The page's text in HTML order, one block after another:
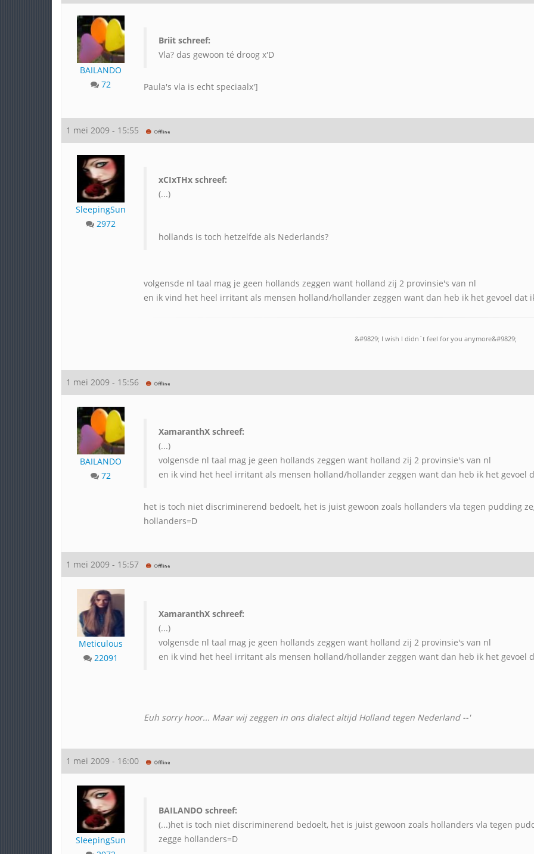
BAILANDO
72
Briit schreef:
Vla? das gewoon té droog x'D
Paula's vla is echt speciaalx']
1 mei 2009 - 15:55
SleepingSun
2972
xCIxTHx schreef:
(...)
hollands is toch hetzelfde als Nederlands?
volgensde nl taal mag je geen hollands zeggen want holland zij 2 provinsie's van nl
en ik vind het heel irritant als mensen holland/hollander zeggen want dan heb ik het gevoel dat
&#9829; I wish I didn`t feel for you anymore&#9829;
1 mei 2009 - 15:56
BAILANDO
72
XamaranthX schreef:
(...)
volgensde nl taal mag je geen hollands zeggen want holland zij 2 provinsie's van nl
en ik vind het heel irritant als mensen holland/hollander zeggen want dan heb ik het gevoel
het is toch niet discriminerend bedoelt, het is juist gewoon zoals hollanders vla tegen pudding
hollanders=D
1 mei 2009 - 15:57
Meticulous
22091
XamaranthX schreef:
(...)
volgensde nl taal mag je geen hollands zeggen want holland zij 2 provinsie's van nl
en ik vind het heel irritant als mensen holland/hollander zeggen want dan heb ik het gevoel
Euh sorry hoor... Maar wij zeggen in ons dialect altijd Holland tegen Nederland --'
1 mei 2009 - 16:00
SleepingSun
BAILANDO schreef:
(...)het is toch niet discriminerend bedoelt, het is juist gewoon zoals hollanders vla tegen
zegge hollanders=D